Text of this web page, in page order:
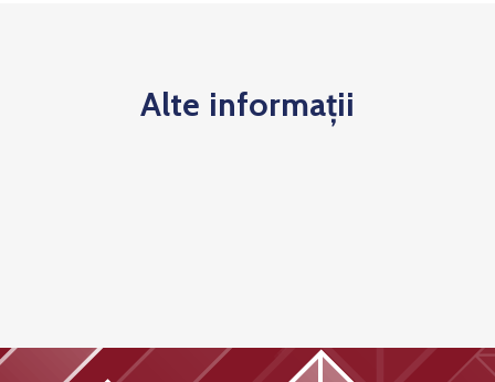
Alte informații